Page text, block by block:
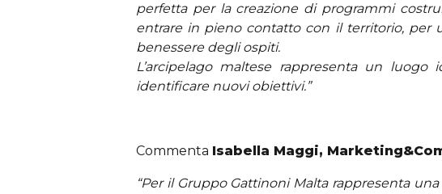
perfetta per la creazione di programmi
entrare in pieno contatto con il territorio, per
benessere degli ospiti.
L’arcipelago maltese rappresenta un
identificare nuovi obiettivi.”
Commenta Isabella Maggi,
“Per il Gruppo Gattinoni Malta rappresenta